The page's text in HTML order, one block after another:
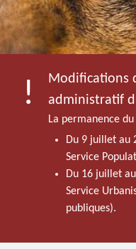
Modifications
administratif
La permanence
Du 9 juillet au
Service
Du 16 juillet
Service
publiques).